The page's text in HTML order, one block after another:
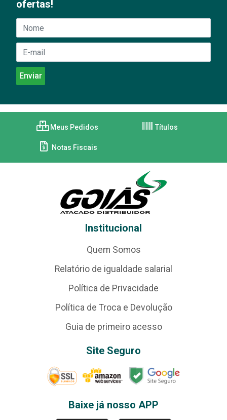
ofertas!
Meus Pedidos Títulos
Notas Fiscais
Institucional
Quem Somos
Relatório de igualdade salarial
Política de Privacidade
Política de Troca e Devolução
Guia de primeiro acesso
Site Seguro
Baixe já nosso APP